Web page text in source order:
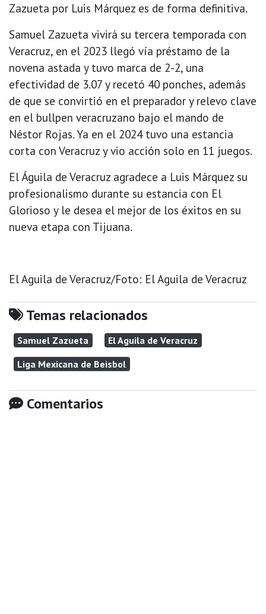
Zazueta por Luis Márquez es de forma definitiva.
Samuel Zazueta vivirá su tercera temporada con
Veracruz, en el 2023 llegó vía préstamo de la
novena astada y tuvo marca de 2-2, una
efectividad de 3.07 y recetó 40 ponches, además
de que se convirtió en el preparador y relevo clave
en el bullpen veracruzano bajo el mando de
Néstor Rojas. Ya en el 2024 tuvo una estancia
corta con Veracruz y vio acción solo en 11 juegos.
El Águila de Veracruz agradece a Luis Márquez su
profesionalismo durante su estancia con El
Glorioso y le desea el mejor de los éxitos en su
nueva etapa con Tijuana.
El Aguila de Veracruz/Foto: El Aguila de Veracruz
Temas relacionados
Samuel Zazueta
El Aguila de Veracruz
Liga Mexicana de Beisbol
Comentarios